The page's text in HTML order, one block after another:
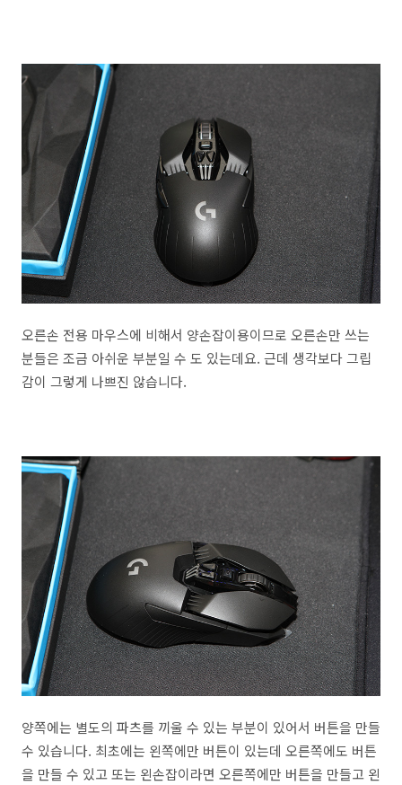
오른손 전용 마우스에 비해서 양손잡이용이므로 오른손만 쓰는
분들은 조금 아쉬운 부분일 수 도 있는데요. 근데 생각보다 그립
감이 그렇게 나쁘진 않습니다.
양쪽에는 별도의 파츠를 끼울 수 있는 부분이 있어서 버튼을 만들
수 있습니다. 최초에는 왼쪽에만 버튼이 있는데 오른쪽에도 버튼
을 만들 수 있고 또는 왼손잡이라면 오른쪽에만 버튼을 만들고 왼